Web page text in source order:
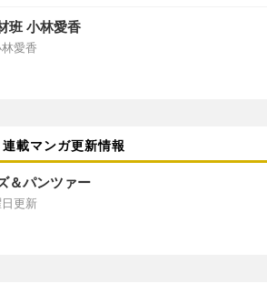
班 小林愛香
愛香
連載マンガ更新情報
＆パンツァー
更新